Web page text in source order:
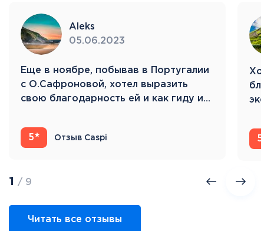
Aleks
05.06.2023
Eще в ноябре, побывав в Португалии
с О.Сафроновой, хотел выразить
свою благодарность ей и как гиду и…
5 Отзыв Caspi 5
1 / 9
Читать все отзывы